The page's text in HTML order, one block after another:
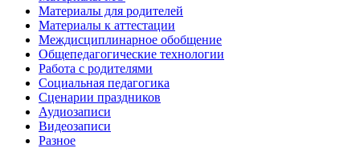
Материалы для родителей
Материалы к аттестации
Междисциплинарное обобщение
Общепедагогические технологии
Работа с родителями
Социальная педагогика
Сценарии праздников
Аудиозаписи
Видеозаписи
Разное